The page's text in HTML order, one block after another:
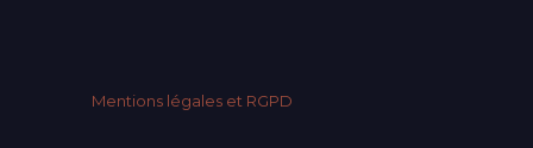
Mentions légales et RGPD